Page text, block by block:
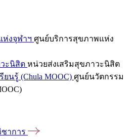
งจุฬาฯ ศูนย์บริการสุขภาพแห่ง
ะนิสิต หน่วยส่งเสริมสุขภาวะนิสิต
นรู้ (Chula MOOC) ศูนย์นวัตกรรม
าการ